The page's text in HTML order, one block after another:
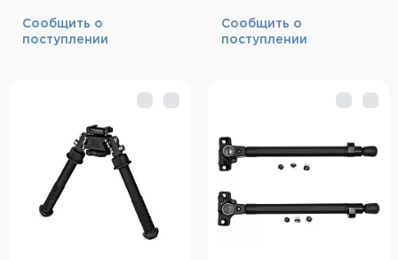
Холодная пристрелка оружия
Чехлы и кейсы
Релоадинг
Сигнальные средства
Cообщить о
поступлении
Cообщить о
поступлении